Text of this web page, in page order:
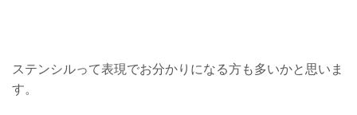
ステンシルって表現でお分かりになる方も多いかと思いま
す。